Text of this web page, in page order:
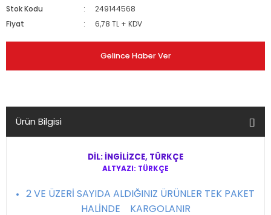
Stok Kodu
249144568
Fiyat
6,78 TL + KDV
Gelince Haber Ver
Ürün Bilgisi
DİL: İNGİLİZCE, TÜRKÇE
ALTYAZI: TÜRKÇE
2 VE ÜZERİ SAYIDA ALDIĞINIZ ÜRÜNLER TEK PAKET
HALİNDE KARGOLANIR